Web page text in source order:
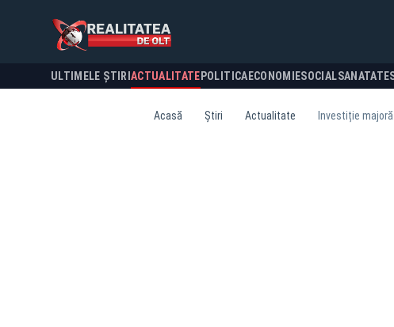
ULTIMELE ȘTIRI ACTUALITATE POLITICA ECONOMIESOCIALSANATATE
Acasă Știri Actualitate Investiție